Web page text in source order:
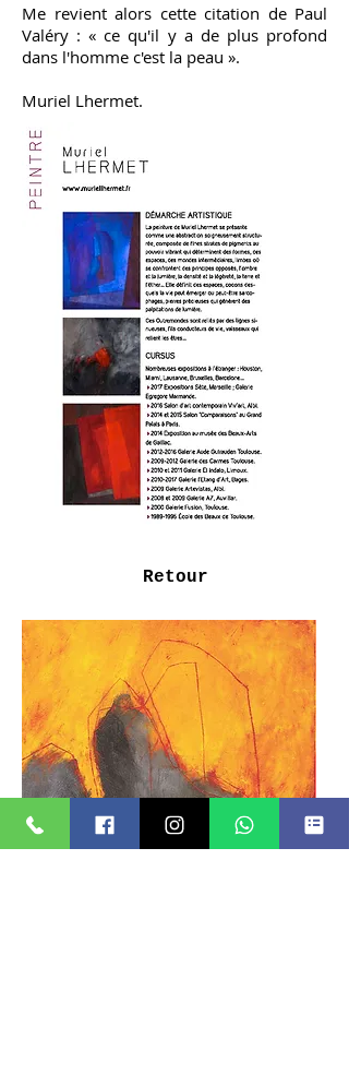
Me revient alors cette citation de Paul
Valéry : « ce qu'il y a de plus profond
dans l'homme c'est la peau ».
Muriel Lhermet.
Retour